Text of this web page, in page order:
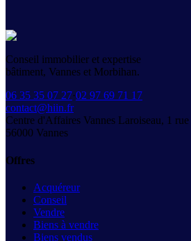
Conseil immobilier et expertise
bâtiment, Vannes et Morbihan.
06 35 35 07 27·02 97 69 71 17
contact@hiin.fr
Centre d'Affaires Vannes Laroiseau, 1
56000 Vannes
Offres
Acquéreur
Conseil
Vendre
Biens à vendre
Biens vendus